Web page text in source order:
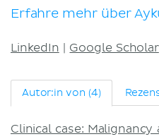
Erfahre mehr über
LinkedIn Google Scholar
Autor:in von (4)
Clinical case: